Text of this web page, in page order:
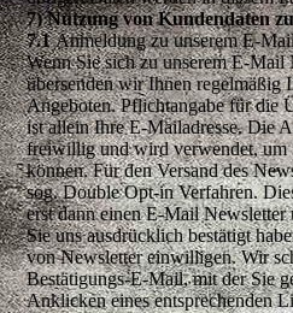
7) Nutzung von Kundendaten
7.1Anmeldung zu unserem E-
Wenn Sie sich zu unserem E-Mail
übersenden wir Ihnen regelmäßig
Angeboten. Pflichtangabe für die
ist allein Ihre E-Mailadresse. Die
freiwillig und wird verwendet, um
können. Für den Versand des
sog. Double Opt-in Verfahren.
erst dann einen E-Mail
Sie uns ausdrücklich bestätigt
von Newsletter einwilligen. Wir
Bestätigungs-E-Mail, mit der Sie
Anklicken eines entsprechenden